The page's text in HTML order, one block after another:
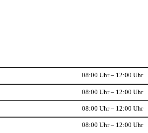
08:00 Uhr – 12:00 Uhr
08:00 Uhr – 12:00 Uhr
08:00 Uhr – 12:00 Uhr
08:00 Uhr – 12:00 Uhr